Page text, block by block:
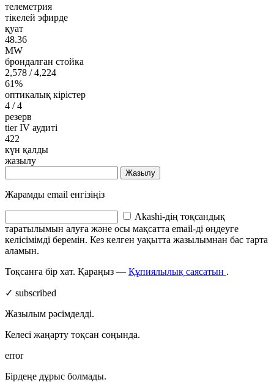
телеметрия
тікелей эфирде
қуат
48.38
MW
брондалған стойка
2,579 / 4,224
61%
оптикалық кірістер
4 / 4
резерв
tier IV аудиті
422
күн қалды
жазылу
Жазылу
Жарамды email енгізіңіз
Akashi-дің тоқсандық
таратылымын алуға және осы мақсатта email-ді өңдеуге
келісімімді беремін. Кез келген уақытта жазылымнан бас тарта
аламын.
Тоқсанға бір хат. Қараңыз — Құпиялылық саясатын .
✓ subscribed
Жазылым рәсімделді.
Келесі жаңарту тоқсан соңында.
error
Бірдеңе дұрыс болмады.